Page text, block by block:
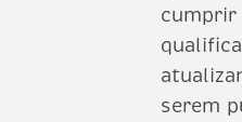
cumprir
serem